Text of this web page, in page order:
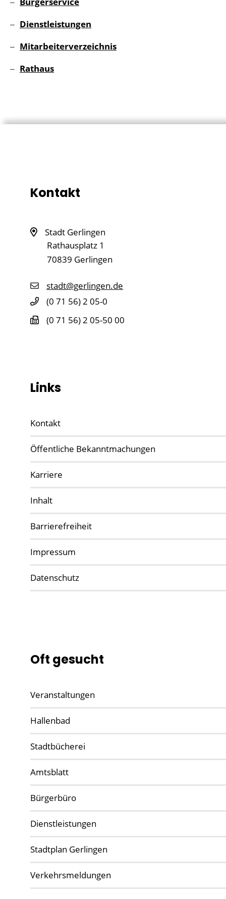
Dienstleistungen
Mitarbeiterverzeichnis
Rathaus
Kontakt
Stadt Gerlingen
Rathausplatz 1
70839 Gerlingen
stadt@gerlingen.de
(0 71 56) 2 05-0
(0 71 56) 2 05-50 00
Links
Kontakt
Öffentliche Bekanntmachungen
Karriere
Inhalt
Barrierefreiheit
Impressum
Datenschutz
Oft gesucht
Veranstaltungen
Hallenbad
Stadtbücherei
Amtsblatt
Bürgerbüro
Dienstleistungen
Stadtplan Gerlingen
Verkehrsmeldungen